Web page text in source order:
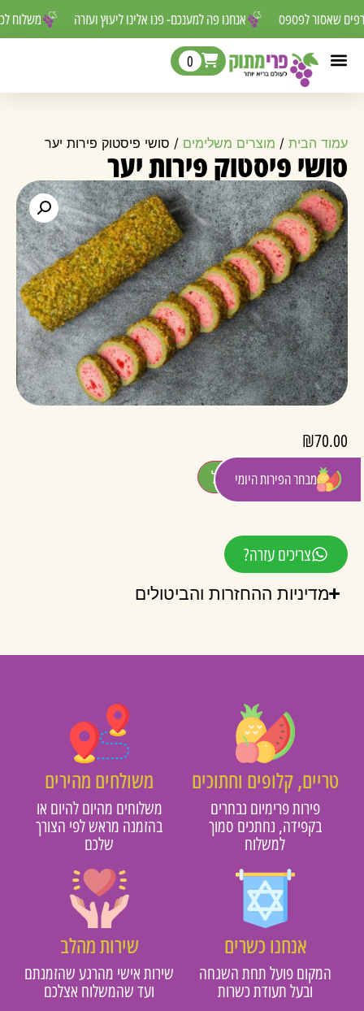
אנחנו פה למענכם- פנו אלינו ליעוץ ועזרה שאסור לפספס
מבחר הפירות היומי
0
עמוד הבית/ מוצרים משלימים/ סושי פיסטוק פירות יער
סושי פיסטוק פירות יער
₪70.00
הוספה לסל
צריכים עזרה?
מדיניות ההחזרות והביטולים
טריים, קלופים וחתוכים
פירות פרימיום נבחרים
בקפידה, נחתכים סמוך
למשלוח
משולחים מהירים
משלוחים מהיום להיום או
בהזמנה מראש לפי הצורך
שלכם
אנחנו כשרים
המקום פועל תחת השגחה
ובעל תעודת כשרות
שירות מהלב
שירות אישי מהרגע שהזמנתם
ועד שהמשלוח אצלכם